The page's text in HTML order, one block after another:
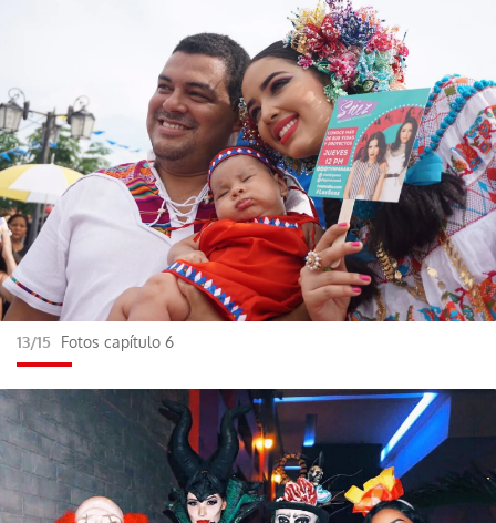
13/15 Fotos capítulo 6